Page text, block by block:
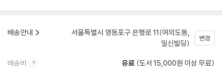
배송안내
서울특별시 영등포구 은행로 11(여의도동,
일신빌딩)
변경
배송비 유료 (도서 15,000원 이상 무료)